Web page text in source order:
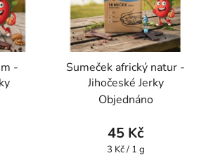
-
Sumeček africký natur -
Jihočeské Jerky
Objednáno
45 Kč
Měrná
3 Kč / 1 g